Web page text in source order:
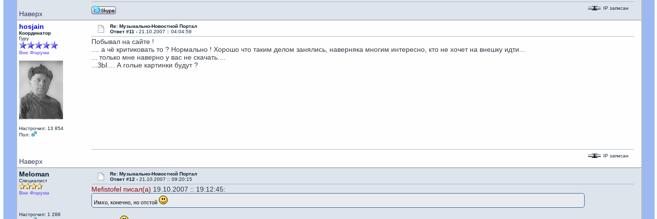
Наверх
IP записан
hosjain
Координатор
Гуру
Вне Форума
Настрочил: 13 854
Пол:
Re: Музыкально-Новостной Портал
Ответ #11 - 21.10.2007 :: 04:04:59
Побывал на сайте !
.... а чё критиковать то ? Нормально ! Хорошо что таким делом занялись, наверняка многим интересно, кто не хочет на внешку идти...
... только мне наверно у вас не скачать....
...ЗЫ.... А голые картинки будут ?
Наверх
IP записан
Meloman
Специалист
Вне Форума
Настрочил: 1 288
Re: Музыкально-Новостной Портал
Ответ #12 - 21.10.2007 :: 09:20:15
Mefistofel писал(а) 19.10.2007 :: 19:12:45:
Имхо, конечно, но отстой